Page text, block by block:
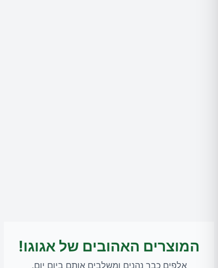
המוצרים האהובים של אגוגו!
אלפים כבר נהנים ומשלבים אותם ביום יום.